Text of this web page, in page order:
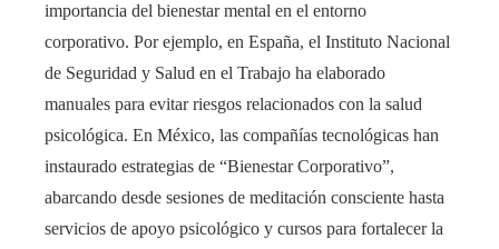
importancia del bienestar mental en el entorno
corporativo. Por ejemplo, en España, el Instituto Nacional
de Seguridad y Salud en el Trabajo ha elaborado
manuales para evitar riesgos relacionados con la salud
psicológica. En México, las compañías tecnológicas han
instaurado estrategias de “Bienestar Corporativo”,
abarcando desde sesiones de meditación consciente hasta
servicios de apoyo psicológico y cursos para fortalecer la